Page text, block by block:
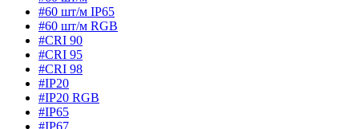
#60 шт/м IP65
#60 шт/м RGB
#CRI 90
#CRI 95
#CRI 98
#IP20
#IP20 RGB
#IP65
#IP67